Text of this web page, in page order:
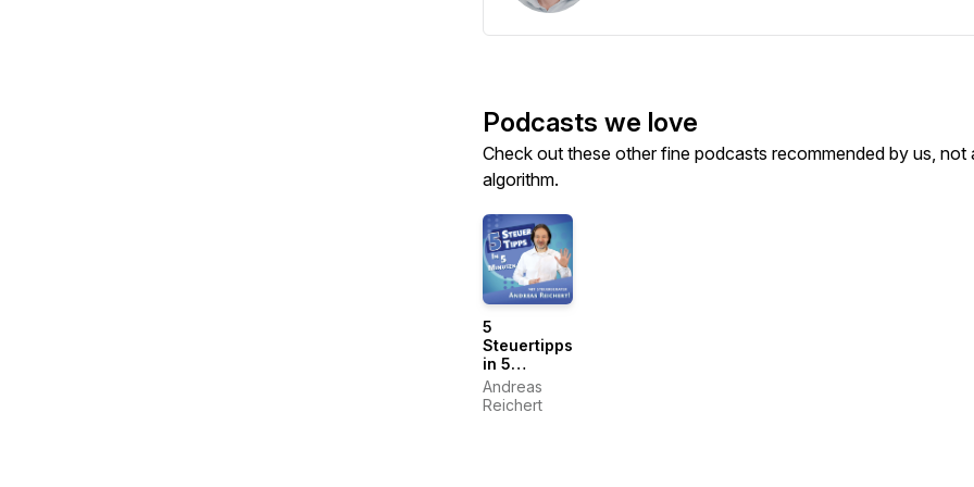
Podcasts we love
Check out these other fine podcasts recommended by us, not
algorithm.
5
Steuertipps
in 5
Minuten
Andreas
Reichert